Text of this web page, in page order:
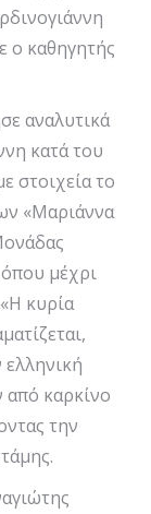
καθηγητής
αναλυτικά
κατά του
στοιχεία το
«Μαριάννα
μέχρι
κυρία
καρκίνο
την